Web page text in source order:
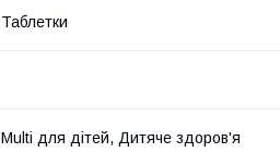
Таблетки
Multi для дітей, Дитяче здоров'я